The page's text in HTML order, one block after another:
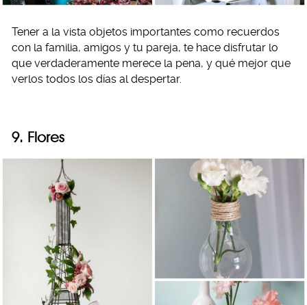
Tener a la vista objetos importantes como recuerdos
con la familia, amigos y tu pareja, te hace disfrutar lo
que verdaderamente merece la pena, y qué mejor que
verlos todos los días al despertar.
9. Flores